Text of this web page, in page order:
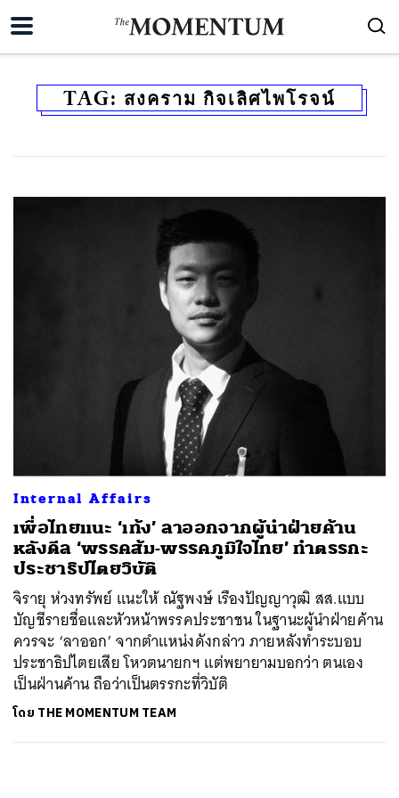
TAG: สงคราม กิจเลิศไพโรจน์
Internal Affairs
เพื่อไทยแนะ ‘เท้ง’ ลาออกจากผู้นำฝ่ายค้าน
หลังดีล ‘พรรคส้ม-พรรคภูมิใจไทย’ ทำตรรกะ
ประชาธิปไตยวิบัติ
จิรายุ ห่วงทรัพย์​ แนะให้ ณัฐพงษ์ เรืองปัญญาวุฒิ สส.แบบ
บัญชีรายชื่อและหัวหน้าพรรคประชาชน ในฐานะผู้นำฝ่ายค้าน
ควรจะ ‘ลาออก’ จากตำแหน่งดังกล่าว ภายหลังทำระบอบ
ประชาธิปไตยเสีย โหวตนายกฯ แต่พยายามบอกว่า ตนเอง
เป็นฝ่านค้าน ถือว่าเป็นตรรกะที่วิบัติ
โดย THE MOMENTUM TEAM
SHARE